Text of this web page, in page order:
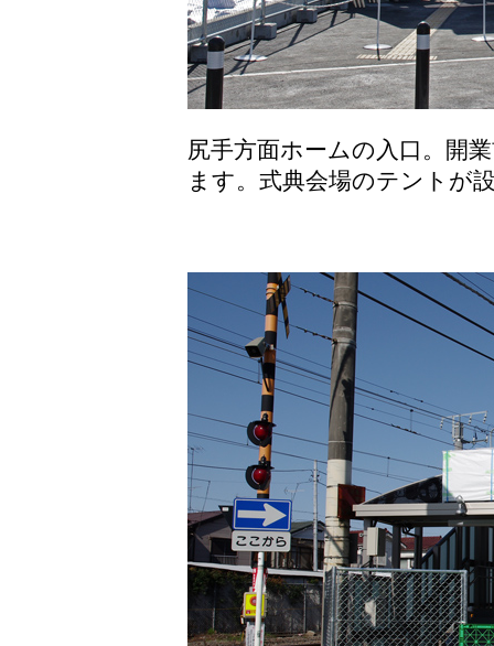
尻手方面ホームの入口。開
ます。式典会場のテントが